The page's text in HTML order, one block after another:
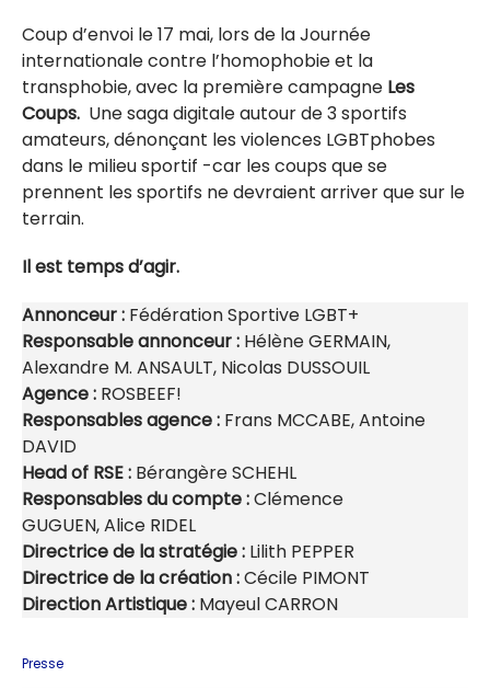
Coup d’envoi le 17 mai, lors de la Journée
internationale contre l’homophobie et la
transphobie, avec la première campagne Les
Coups. Une saga digitale autour de 3 sportifs
amateurs, dénonçant les violences LGBTphobes
dans le milieu sportif -car les coups que se
prennent les sportifs ne devraient arriver que sur le
terrain.
Il est temps d’agir.
Annonceur : Fédération Sportive LGBT+
Responsable annonceur : Hélène GERMAIN,
Alexandre M. ANSAULT, Nicolas DUSSOUIL
Agence : ROSBEEF!
Responsables agence : Frans MCCABE, Antoine
DAVID
Head of RSE : Bérangère SCHEHL
Responsables du compte :Clémence
GUGUEN, Alice RIDEL
Directrice de la stratégie : Lilith PEPPER
Directrice de la création :Cécile PIMONT
Direction Artistique : Mayeul CARRON
Presse